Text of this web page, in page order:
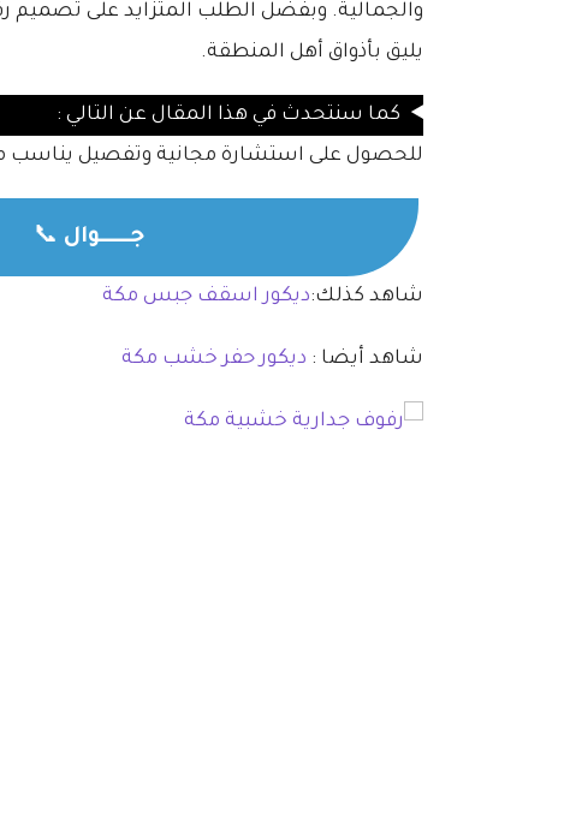
والجمالية. وبفضل الطلب المتزايد على
يليق بأذواق أهل المنطقة.
كما سنتحدث في هذا المقال عن التالي :
للحصول على استشارة مجانية وتفصيل يناسب
جــــــوال 📞
شاهد كذلك:ديكور اسقف جبس مكة
شاهد أيضا : ديكور حفر خشب مكة